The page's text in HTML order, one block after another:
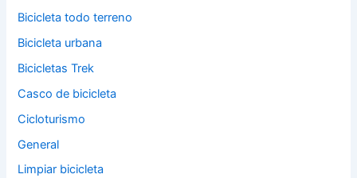
Bicicleta todo terreno
Bicicleta urbana
Bicicletas Trek
Casco de bicicleta
Cicloturismo
General
Limpiar bicicleta